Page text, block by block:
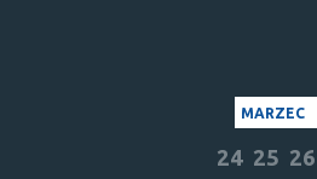
MARZEC
24 25 26